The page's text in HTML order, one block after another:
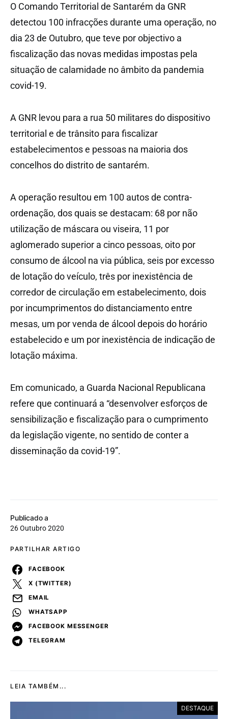
Publicado a
26 Outubro 2020
PARTILHAR ARTIGO
FACEBOOK
X (TWITTER)
EMAIL
WHATSAPP
FACEBOOK MESSENGER
TELEGRAM
O Comando Territorial de Santarém da GNR
detectou 100 infracções durante uma operação, no
dia 23 de Outubro, que teve por objectivo a
fiscalização das novas medidas impostas pela
situação de calamidade no âmbito da pandemia
covid-19.
A GNR levou para a rua 50 militares do dispositivo
territorial e de trânsito para fiscalizar
estabelecimentos e pessoas na maioria dos
concelhos do distrito de santarém.
A operação resultou em 100 autos de contra-
ordenação, dos quais se destacam: 68 por não
utilização de máscara ou viseira, 11 por
aglomerado superior a cinco pessoas, oito por
consumo de álcool na via pública, seis por excesso
de lotação do veículo, três por inexistência de
corredor de circulação em estabelecimento, dois
por incumprimentos do distanciamento entre
mesas, um por venda de álcool depois do horário
estabelecido e um por inexistência de indicação de
lotação máxima.
Em comunicado, a Guarda Nacional Republicana
refere que continuará a “desenvolver esforços de
sensibilização e fiscalização para o cumprimento
da legislação vigente, no sentido de conter a
disseminação da covid-19”.
LEIA TAMBÉM...
DESTAQUE